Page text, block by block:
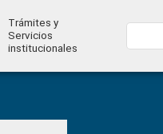
Trámites y
Servicios
institucionales